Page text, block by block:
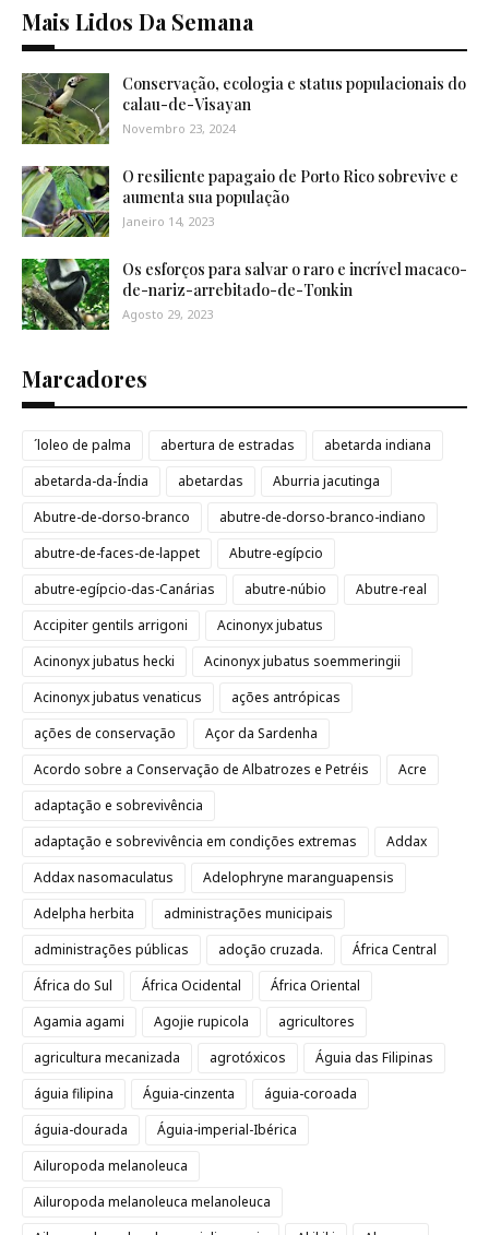
Mais Lidos Da Semana
Conservação, ecologia e status populacionais do
calau-de-Visayan
Novembro 23, 2024
O resiliente papagaio de Porto Rico sobrevive e
aumenta sua população
Janeiro 14, 2023
Os esforços para salvar o raro e incrível macaco-
de-nariz-arrebitado-de-Tonkin
Agosto 29, 2023
Marcadores
´loleo de palma abertura de estradas
abetarda indiana
abetarda-da-Índia
abetardas
Aburria jacutinga
Abutre-de-dorso-branco
abutre-de-dorso-branco-indiano
abutre-de-faces-de-lappet
Abutre-egípcio
abutre-egípcio-das-Canárias
abutre-núbio
Abutre-real
Accipiter gentils arrigoni
Acinonyx jubatus
Acinonyx jubatus hecki
Acinonyx jubatus soemmeringii
Acinonyx jubatus venaticus
ações antrópicas
ações de conservação
Açor da Sardenha
Acordo sobre a Conservação de Albatrozes e Petréis
Acre
adaptação e sobrevivência
adaptação e sobrevivência em condições extremas
Addax
Addax nasomaculatus
Adelophryne maranguapensis
Adelpha herbita
administrações municipais
administrações públicas
adoção cruzada.
África Central
África do Sul
África Ocidental
África Oriental
Agamia agami
Agojie rupicola
agricultores
agricultura mecanizada
agrotóxicos
Águia das Filipinas
águia filipina
Águia-cinzenta
águia-coroada
águia-dourada
Águia-imperial-Ibérica
Ailuropoda melanoleuca
Ailuropoda melanoleuca melanoleuca